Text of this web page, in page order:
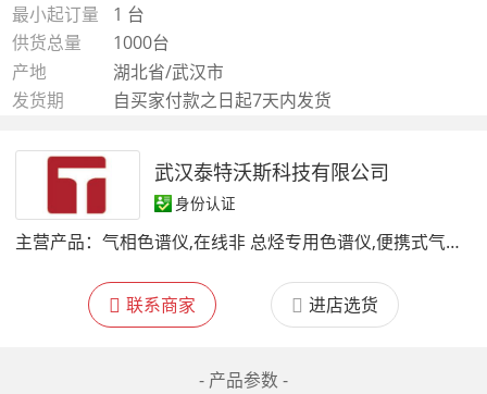
最小起订量
1 台
供货总量
1000台
产地
湖北省/武汉市
发货期
自买家付款之日起7天内发货
武汉泰特沃斯科技有限公司
身份认证
主营产品： 气相色谱仪,在线非 总烃专用色谱仪,便携式气相色谱仪,柱后衍生系统,样品预处理系统
联系商家 进店选货
- 产品参数 -